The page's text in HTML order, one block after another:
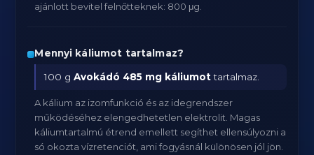
ajánlott bevitel felnőtteknek: 800 μg.
Mennyi káliumot tartalmaz?
100 gAvokádó 485 mg káliumottartalmaz.
A kálium az izomfunkció és az idegrendszer
működéséhez elengedhetetlen elektrolit. Magas
káliumtartalmú étrend emellett segíthet ellensúlyozni a
só okozta vízretenciót, ami fogyásnál különösen jól jön.